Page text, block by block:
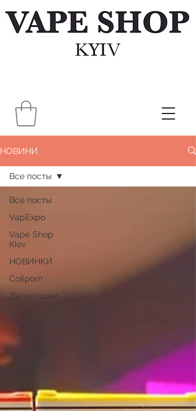
НОВИНИ
Все посты
VapExpo
Vape Shop
Kiev
НОВИНКИ
Coilporn
Дегустации
Все посты